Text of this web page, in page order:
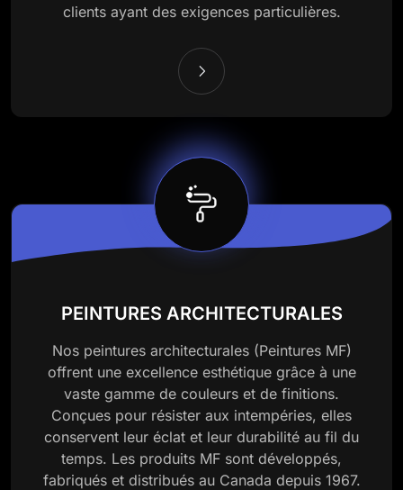
clients ayant des exigences particulières.
PEINTURES ARCHITECTURALES
Nos peintures architecturales (Peintures MF)
offrent une excellence esthétique grâce à une
vaste gamme de couleurs et de finitions.
Conçues pour résister aux intempéries, elles
conservent leur éclat et leur durabilité au fil du
temps. Les produits MF sont développés,
fabriqués et distribués au Canada depuis 1967.